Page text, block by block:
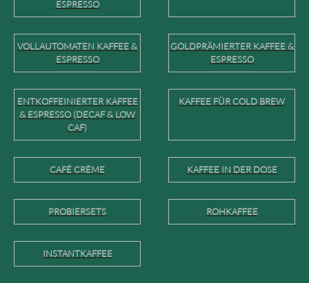
ESPRESSO
VOLLAUTOMATEN KAFFEE &
ESPRESSO
GOLDPRÄMIERTER KAFFEE &
ESPRESSO
ENTKOFFEINIERTER KAFFEE
& ESPRESSO (DECAF & LOW
CAF)
KAFFEE FÜR COLD BREW
CAFÉ CRÈME KAFFEE IN DER DOSE
PROBIERSETS ROHKAFFEE
INSTANTKAFFEE